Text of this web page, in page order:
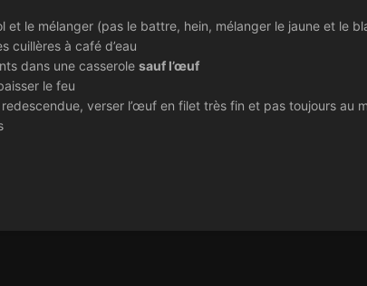
et le mélanger (pas le battre, hein, mélanger le jaune et le
cuillères à café d’eau
dans une casserolesauf l’œuf
le feu
verser l’œuf en filet très fin et pas toujours au